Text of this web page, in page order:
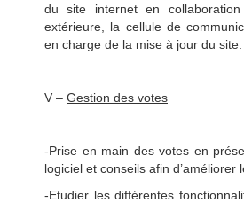
du site internet en
extérieure, la cellule de
en charge de la mise à jour du site.
V – Gestion des votes
-Prise en main des votes en
logiciel et conseils afin d’améliorer
-Etudier les différentes